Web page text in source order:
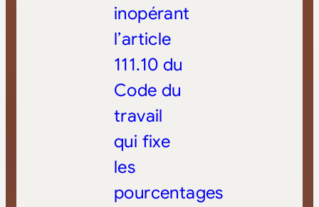
inopérant
l’article
111.10 du
Code du
travail
qui fixe
les
pourcentages